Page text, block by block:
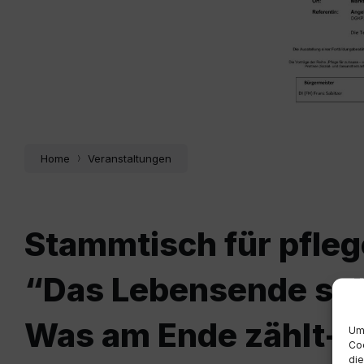
Home Veranstaltungen
Stammtisch für
“Das Lebensende
Was am Ende zählt-